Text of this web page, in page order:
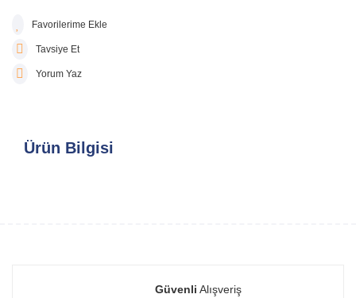
Tavsiye Et
Yorum Yaz
Ürün Bilgisi
Güvenli Alışveriş